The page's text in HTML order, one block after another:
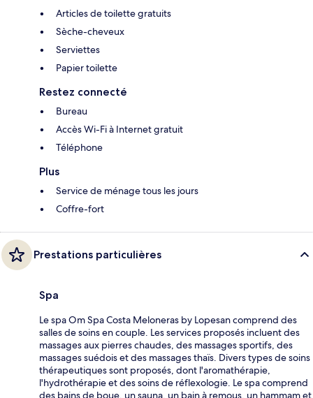
Articles de toilette gratuits
Sèche-cheveux
Serviettes
Papier toilette
Restez connecté
Bureau
Accès Wi-Fi à Internet gratuit
Téléphone
Plus
Service de ménage tous les jours
Coffre-fort
Prestations particulières
Spa
Le spa Om Spa Costa Meloneras by Lopesan comprend des
salles de soins en couple. Les services proposés incluent des
massages aux pierres chaudes, des massages sportifs, des
massages suédois et des massages thaïs. Divers types de soins
thérapeutiques sont proposés, dont l'aromathérapie,
l'hydrothérapie et des soins de réflexologie. Le spa comprend
des bains de boue, un sauna, un bain à remous, un hammam et